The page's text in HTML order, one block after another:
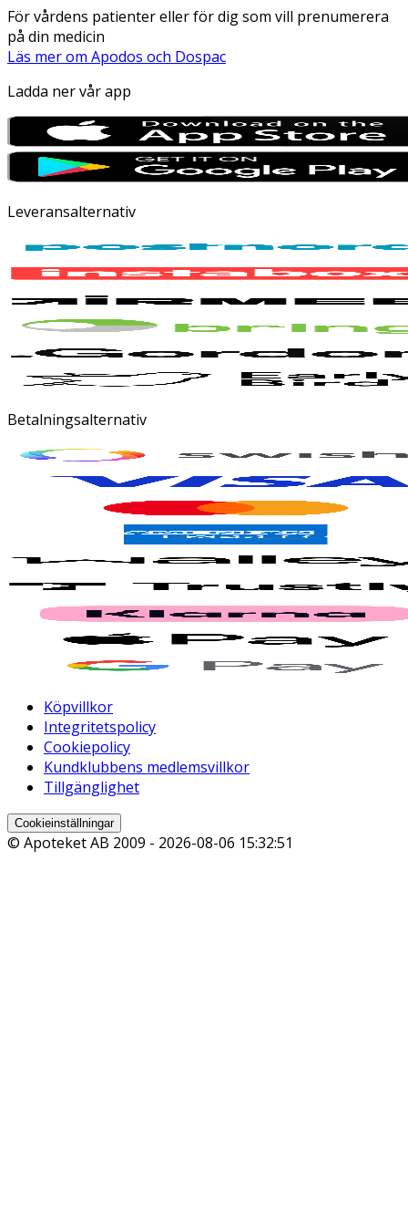
För vårdens patienter eller för dig som vill prenumerera
på din medicin
Läs mer om Apodos och Dospac
Ladda ner vår app
Leveransalternativ
Betalningsalternativ
Köpvillkor
Integritetspolicy
Cookiepolicy
Kundklubbens medlemsvillkor
Tillgänglighet
Cookieinställningar
© Apoteket AB 2009 - 2026-08-06 15:32:51